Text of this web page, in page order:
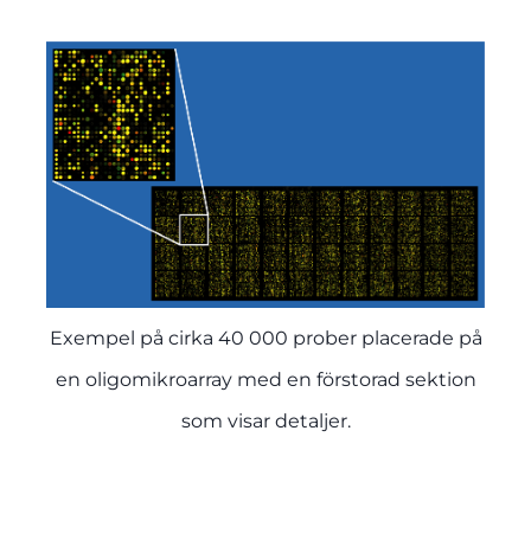
Exempel på cirka 40 000 prober placerade på
en oligomikroarray med en förstorad sektion
som visar detaljer.